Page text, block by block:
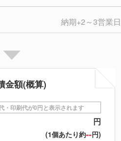
個
個
納期+2～3営業日
金額(概算)
・印刷代が0円と表示されます
円
(1個あたり約--円)